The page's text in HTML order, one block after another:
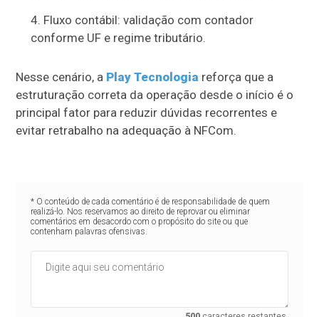
Fluxo contábil: validação com contador
conforme UF e regime tributário.
Nesse cenário, a Play Tecnologia reforça que a
estruturação correta da operação desde o início é o
principal fator para reduzir dúvidas recorrentes e
evitar retrabalho na adequação à NFCom.
* O conteúdo de cada comentário é de responsabilidade de quem
realizá-lo. Nos reservamos ao direito de reprovar ou eliminar
comentários em desacordo com o propósito do site ou que
contenham palavras ofensivas.